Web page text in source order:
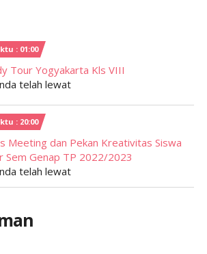
: 01:00
Tour Yogyakarta Kls VIII
telah lewat
: 20:00
Meeting dan Pekan Kreativitas Siswa
Sem Genap TP 2022/2023
telah lewat